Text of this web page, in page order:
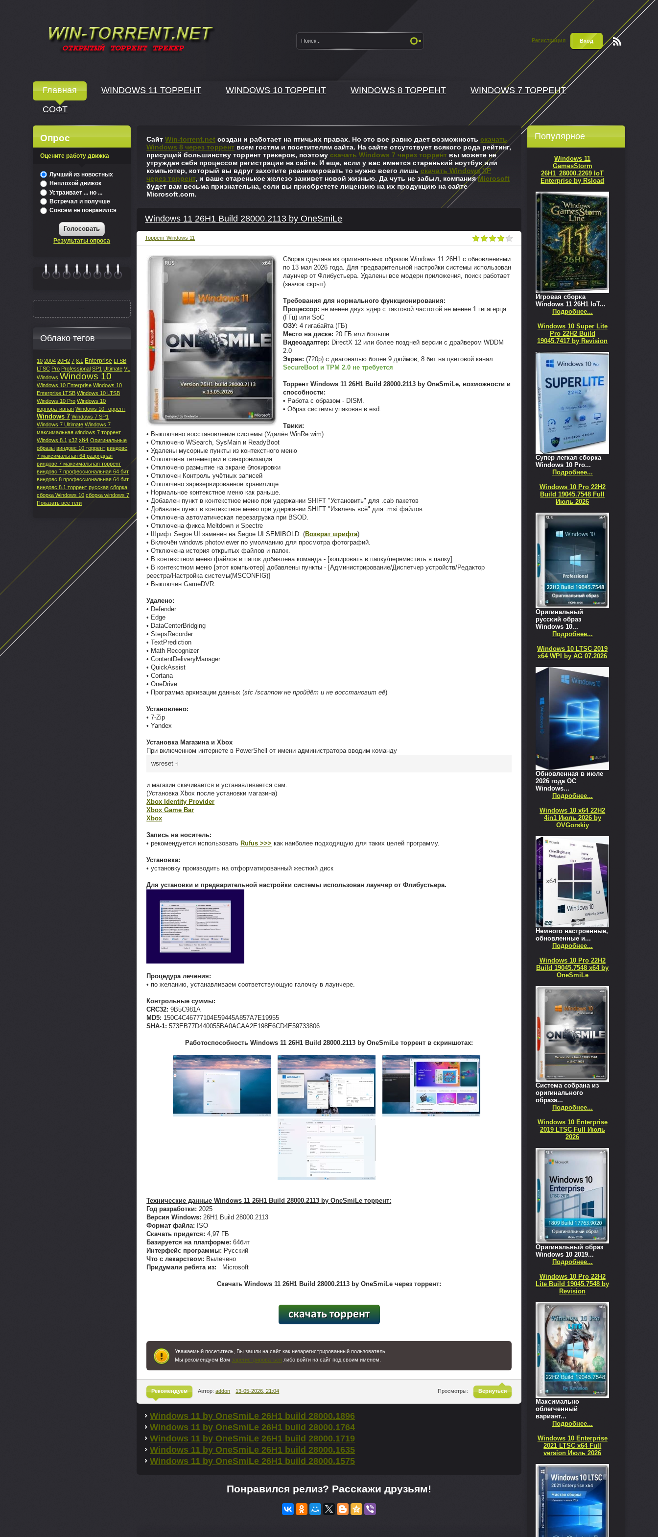
Регистрация Вход
Главная WINDOWS 11 ТОРРЕНТ WINDOWS 10 ТОРРЕНТ WINDOWS 8 ТОРРЕНТ
WINDOWS 7 ТОРРЕНТ
СОФТ
СайтWin-torrent.net создан и работает на птичьих правах. Но это все равно дает возможностьскачать
Windows 8 через торрент всем гостям и посетителям сайта. На сайте отсутствует всякого рода рейтинг,
присущий большинству торрент трекеров, поэтомускачать Windows 7 через торрент вы можете не
утруждая себя процессом регистрации на сайте. И еще, если у вас имеется старенький ноутбук или
компьютер, который вы вдруг захотите реанимировать то нужно всего лишьскачать Windows XP
через торрент, и ваше старенькое железо заживет новой жизнью. Да чуть не забыл, компанияMicrosoft
будет вам весьма признательна, если вы приобретете лицензию на их продукцию на сайте
Microsoft.com.
Windows 11 26H1 Build 28000.2113 by OneSmiLe
Торрент Windows 11
Сборка сделана из оригинальных образов Windows 11 26H1 с обновлениями
по 13 мая 2026 года. Для предварительной настройки системы использован
лаунчер от Флибустьера. Удалены все модерн приложения, поиск работает
(значок скрыт).
Требования для нормального функционирования:
Процессор: не менее двух ядер с тактовой частотой не менее 1 гигагерца
(ГГц) или SoC
ОЗУ: 4 гигабайта (ГБ)
Место на диске: 20 ГБ или больше
Видеоадаптер: DirectX 12 или более поздней версии с драйвером WDDM
2.0
Экран: (720p) с диагональю более 9 дюймов, 8 бит на цветовой канал
SecureBoot и TPM 2.0 не требуется
Торрент Windows 11 26H1 Build 28000.2113 by OneSmiLe, возможности и
способности:
• Работа с образом - DISM.
• Образ системы упакован в esd.
Твики:
• Выключено восстановление системы (Удалён WinRe.wim)
• Отключено WSearch, SysMain и ReadyBoot
• Удалены мусорные пункты из контекстного меню
• Отключена телеметрии и синхронизация
• Отключено размытие на экране блокировки
• Отключен Контроль учётных записей
• Отключено зарезервированное хранилище
• Нормальное контекстное меню как раньше.
• Добавлен пункт в контекстное меню при удержании SHIFT "Установить" для .cab пакетов
• Добавлен пункт в контекстное меню при удержании SHIFT "Извлечь всё" для .msi файлов
• Отключена автоматическая перезагрузка при BSOD.
• Отключена фикса Meltdown и Spectre
• Шрифт Segoe UI заменён на Segoe UI SEMIBOLD. (Возврат шрифта)
• Включён windows photoviewer по умолчанию для просмотра фотографий.
• Отключена история открытых файлов и папок.
• В контекстном меню файлов и папок добавлена команда - [копировать в папку/переместить в папку]
• В контекстном меню [этот компьютер] добавлены пункты - [Администрирование/Диспетчер устройств/Редактор
реестра/Настройка системы(MSCONFIG)]
• Выключен GameDVR.
Удалено:
• Defender
• Edge
• DataCenterBridging
• StepsRecorder
• TextPrediction
• Math Recognizer
• ContentDeliveryManager
• QuickAssist
• Cortana
• OneDrive
• Программа архивации данных (sfc /scannow не пройдёт и не восстановит её)
Установлено:
• 7-Zip
• Yandex
Установка Магазина и Xbox
При включенном интернете в PowerShell от имени администратора вводим команду
wsreset -i
и магазин скачивается и устанавливается сам.
(Установка Xbox после установки магазина)
Xbox Identity Provider
Xbox Game Bar
Xbox
Запись на носитель:
• рекомендуется использовать Rufus >>> как наиболее подходящую для таких целей программу.
Установка:
• установку производить на отформатированный жесткий диск
Для установки и предварительной настройки системы использован лаунчер от Флибустьера.
Процедура лечения:
• по желанию, устанавливаем соответствующую галочку в лаунчере.
Контрольные суммы:
CRC32: 9B5C981A
MD5: 150C4C46777104E59445A857A7E19955
SHA-1: 573EB77D440055BA0ACAA2E198E6CD4E59733806
Работоспособность Windows 11 26H1 Build 28000.2113 by OneSmiLe торрент в скриншотах:
Технические данные Windows 11 26H1 Build 28000.2113 by OneSmiLe торрент:
Год разработки: 2025
Версия Windows: 26H1 Build 28000.2113
Формат файла: ISO
Скачать придется: 4,97 ГБ
Базируется на платформе: 64бит
Интерфейс программы: Русский
Что с лекарством: Вылечено
Придумали ребята из:
Microsoft
Скачать Windows 11 26H1 Build 28000.2113 by OneSmiLe через торрент:
Уважаемый посетитель, Вы зашли на сайт как незарегистрированный пользователь.
Мы рекомендуем Вам зарегистрироваться либо войти на сайт под своим именем.
Вернуться
Просмотры:
Рекомендуем
^
Автор:addon 13-05-2026, 21:04
Windows 11 by OneSmiLe 26H1 build 28000.1896
Windows 11 by OneSmiLe 26H1 build 28000.1764
Windows 11 by OneSmiLe 26H1 build 28000.1719
Windows 11 by OneSmiLe 26H1 build 28000.1635
Windows 11 by OneSmiLe 26H1 build 28000.1575
Понравился релиз? Расскажи друзьям!
Популярное
Windows 11
GamesStorm
26H1_28000.2269 IoT
Enterprise by Rsload
Игровая сборка
Windows 11 26H1 IoT...
Подробнее...
Windows 10 Super Lite
Pro 22H2 Build
19045.7417 by Revision
Супер легкая сборка
Windows 10 Pro...
Подробнее...
Windows 10 Pro 22H2
Build 19045.7548 Full
Июль 2026
Оригинальный
русский образ
Windows 10...
Подробнее...
Windows 10 LTSC 2019
x64 WPI by AG 07.2026
Обновленная в июле
2026 года ОС
Windows...
Подробнее...
Windows 10 x64 22H2
4in1 Июль 2026 by
OVGorskiy
Немного настроенные,
обновленные и...
Подробнее...
Windows 10 Pro 22H2
Build 19045.7548 x64 by
OneSmiLe
Система собрана из
оригинального
образа...
Подробнее...
Windows 10 Enterprise
2019 LTSC Full Июль
2026
Оригинальный образ
Windows 10 2019...
Подробнее...
Windows 10 Pro 22H2
Lite Build 19045.7548 by
Revision
Максимально
облегченный
вариант...
Подробнее...
Windows 10 Enterprise
2021 LTSC x64 Full
version Июль 2026
Опрос
Оцените работу движка
Лучший из новостных
Неплохой движок
Устраивает ... но ...
Встречал и получше
Совсем не понравился
Голосовать
Результаты опроса
---
Облако тегов
10 2004 20H2 7 8.1 Enterprise LTSB
LTSC Pro Professional SP1 Ultimate VL
Windows Windows 10
Windows 10 Enterprise Windows 10
Enterprise LTSB Windows 10 LTSB
Windows 10 Pro Windows 10
корпоративная Windows 10 торрент
Windows 7 Windows 7 SP1
Windows 7 Ultimate Windows 7
максимальная windows 7 торрент
Windows 8.1 x32 x64 Оригинальные
образы виндовс 10 торрент виндовс
7 максимальная 64 разрядная
виндовс 7 максимальная торрент
виндовс 7 профессиональная 64 бит
виндовс 8 профессиональная 64 бит
виндовс 8.1 торрент русская сборка
сборка Windows 10 сборка windows 7
Показать все теги